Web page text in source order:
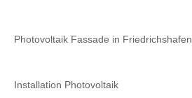
Photovoltaik Fassade in Friedrichshafen
Installation Photovoltaik